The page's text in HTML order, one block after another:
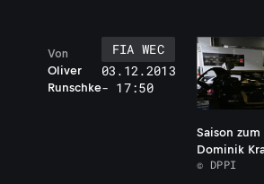
Oliver
Runschke
Von
FIA WEC
03.12.2013
- 17:50
Saison zum
Dominik
© DPPI